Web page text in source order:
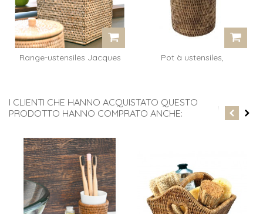
Range-ustensiles Jacques
Pot à ustensiles,
I CLIENTI CHE HANNO ACQUISTATO QUESTO
PRODOTTO HANNO COMPRATO ANCHE: